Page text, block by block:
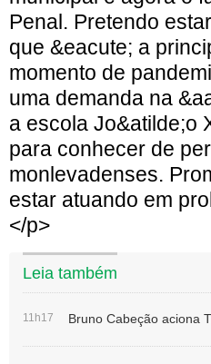
Leia também
11h17 Bruno Cabeção aciona